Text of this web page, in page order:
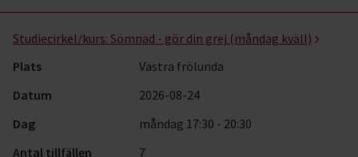
Studiecirkel/kurs: Sömnad - gör din grej (måndag kväll)
Plats
Västra frölunda
Datum
2026-08-24
Dag
måndag 17:30 - 20:30
Antal tillfällen
7